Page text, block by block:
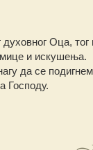
Оца,
и искушења.
да се
Господу.